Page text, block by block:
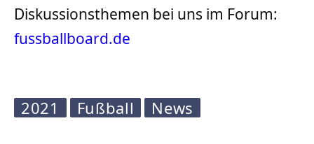
Diskussionsthemen bei uns im Forum:
fussballboard.de
2021 Fußball News